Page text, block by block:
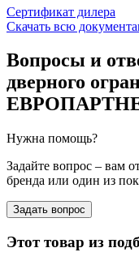
Сертификат дилера
Скачать всю
Вопросы и
дверного
Нужна помощь?
Задайте вопрос – вам
бренда или один из
Задать вопрос
Этот товар из